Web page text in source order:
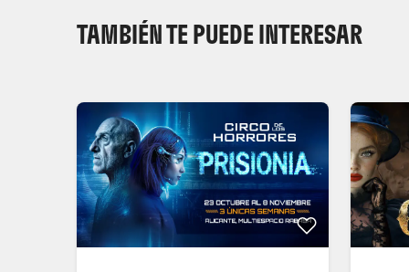
TAMBIÉN TE PUEDE INTERESAR